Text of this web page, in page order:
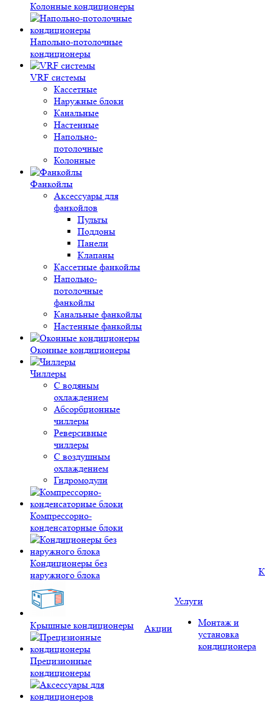
Колонные кондиционеры
Напольно-потолочные
кондиционеры
VRF системы
Кассетные
Наружные блоки
Канальные
Настенные
Напольно-
потолочные
Колонные
Фанкойлы
Аксессуары для
фанкойлов
Пульты
Поддоны
Панели
Клапаны
Кассетные фанкойлы
Напольно-
потолочные
фанкойлы
Канальные фанкойлы
Настенные фанкойлы
Оконные кондиционеры
Чиллеры
С водяным
охлаждением
Абсорбционные
чиллеры
Реверсивные
чиллеры
С воздушным
охлаждением
Гидромодули
Компрессорно-
конденсаторные блоки
Кондиционеры без
наружного блока
Крышные кондиционеры
Прецизионные
кондиционеры
Акции
Услуги
Монтаж и
установка
кондиционера